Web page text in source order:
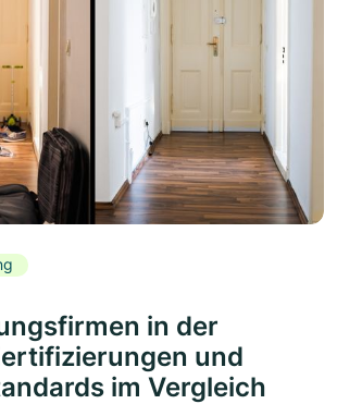
in der
und
im Vergleich